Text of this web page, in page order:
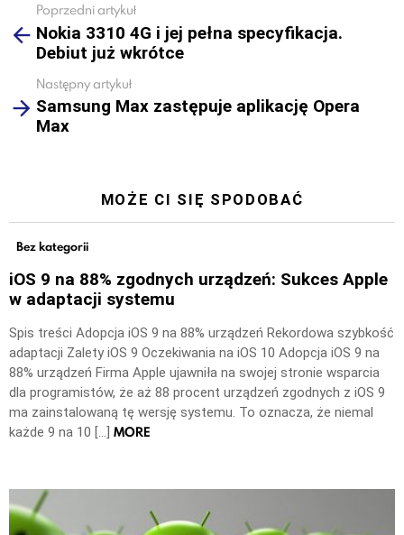
more
Poprzedni artykuł
Nokia 3310 4G i jej pełna specyfikacja.
Debiut już wkrótce
Następny artykuł
Samsung Max zastępuje aplikację Opera
Max
MOŻE CI SIĘ SPODOBAĆ
Bez kategorii
iOS 9 na 88% zgodnych urządzeń: Sukces Apple
w adaptacji systemu
Spis treści Adopcja iOS 9 na 88% urządzeń Rekordowa szybkość
adaptacji Zalety iOS 9 Oczekiwania na iOS 10 Adopcja iOS 9 na
88% urządzeń Firma Apple ujawniła na swojej stronie wsparcia
dla programistów, że aż 88 procent urządzeń zgodnych z iOS 9
ma zainstalowaną tę wersję systemu. To oznacza, że niemal
każde 9 na 10 […] MORE